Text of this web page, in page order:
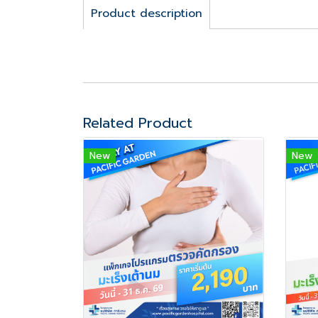
Product description
Related Product
New New